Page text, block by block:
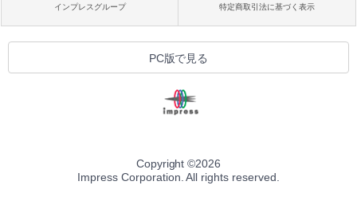
インプレスグループ 特定商取引法に基づく表示
PC版で見る
Copyright ©2026
Impress Corporation. All rights reserved.